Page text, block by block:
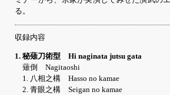
る。
収録内容
1. 秘薙刀術型 Hi naginata jutsu gata
薙倒 Nagitaoshi
1. 八相之構 Hasso no kamae
2. 青眼之構 Seigan no kamae